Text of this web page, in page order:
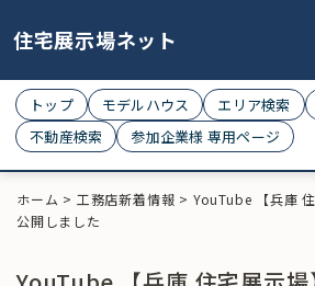
住宅展示場ネット
トップ モデルハウス エリア検索
不動産検索
参加企業様 専用ページ
ホーム > 工務店新着情報 > YouTube 【兵庫
公開しました